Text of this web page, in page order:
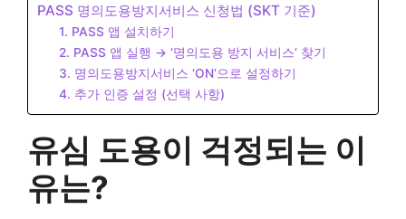
PASS 명의도용방지서비스 신청법 (SKT 기준)
1. PASS 앱 설치하기
2. PASS 앱 실행 → ‘명의도용 방지 서비스’ 찾기
3. 명의도용방지서비스 ‘ON’으로 설정하기
4. 추가 인증 설정 (선택 사항)
유심 도용이 걱정되는 이
유는?